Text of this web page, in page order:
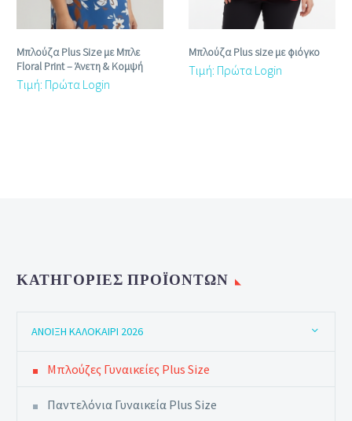
Μπλούζα Plus Size με Μπλε
Floral Print – Άνετη & Κομψή
Τιμή: Πρώτα Login
Μπλούζα Plus size με φιόγκο
Τιμή: Πρώτα Login
ΚΑΤΗΓΟΡΊΕΣ ΠΡΟΪΌΝΤΩΝ
ΆΝΟΙΞΗ ΚΑΛΟΚΑΊΡΙ 2026
Μπλούζες Γυναικείες Plus Size
Παντελόνια Γυναικεία Plus Size